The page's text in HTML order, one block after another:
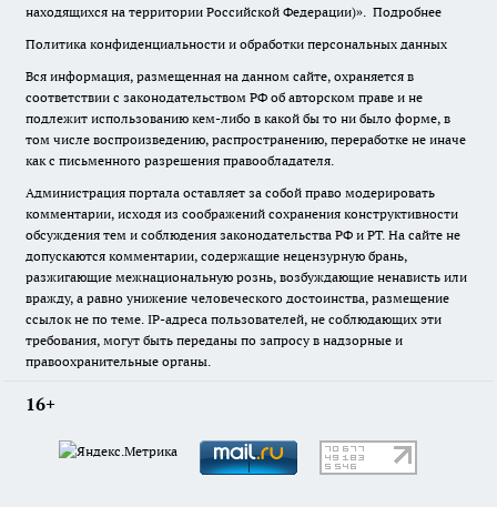
находящихся на территории Российской Федерации)». Подробнее
Политика конфиденциальности и обработки персональных данных
Вся информация, размещенная на данном сайте, охраняется в
соответствии с законодательством РФ об авторском праве и не
подлежит использованию кем-либо в какой бы то ни было форме, в
том числе воспроизведению, распространению, переработке не иначе
как с письменного разрешения правообладателя.
Администрация портала оставляет за собой право модерировать
комментарии, исходя из соображений сохранения конструктивности
обсуждения тем и соблюдения законодательства РФ и РТ. На сайте не
допускаются комментарии, содержащие нецензурную брань,
разжигающие межнациональную рознь, возбуждающие ненависть или
вражду, а равно унижение человеческого достоинства, размещение
ссылок не по теме. IP-адреса пользователей, не соблюдающих эти
требования, могут быть переданы по запросу в надзорные и
правоохранительные органы.
16+